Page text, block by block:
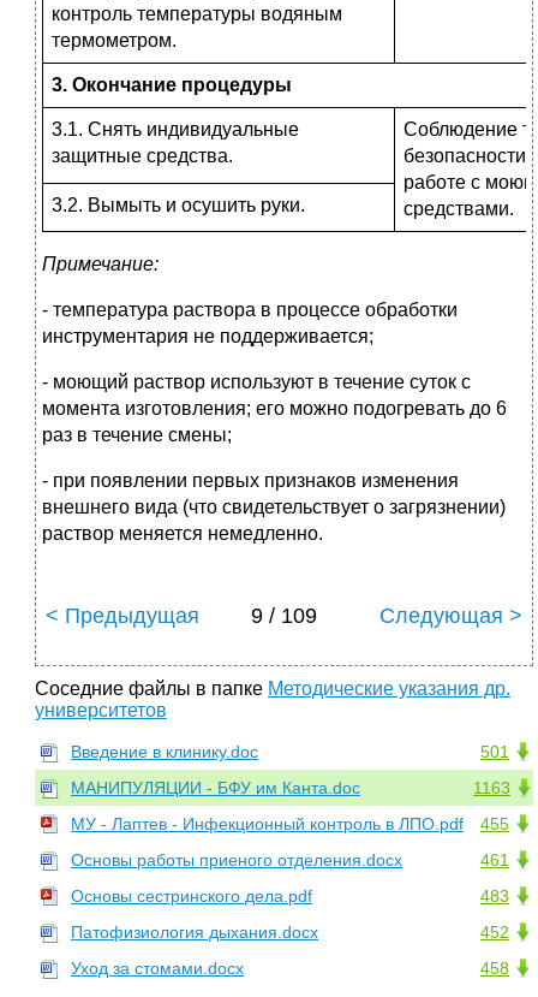
контроль температуры водяным
термометром.
3. Окончание процедуры
3.1. Снять индивидуальные
защитные средства.
Соблюдение
безопасности
работе с
средствами.
3.2. Вымыть и осушить руки.
Примечание:
- температура раствора в процессе обработки
инструментария не поддерживается;
- моющий раствор используют в течение суток с
момента изготовления; его можно подогревать до 6
раз в течение смены;
- при появлении первых признаков изменения
внешнего вида (что свидетельствует о загрязнении)
раствор меняется немедленно.
< Предыдущая 9 / 109 Следующая >
Соседние файлы в папке Методические указания др.
университетов
501
Введение в клинику.doc
1163
МАНИПУЛЯЦИИ - БФУ им Канта.doc
455
МУ - Лаптев - Инфекционный контроль в ЛПО.pdf
461
Основы работы приеного отделения.docx
483
Основы сестринского дела.pdf
452
Патофизиология дыхания.docx
458
Уход за стомами.docx